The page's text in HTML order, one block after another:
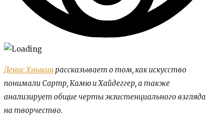
Денис Хныкин рассказывает о том, как искусство
понимали Сартр, Камю и Хайдеггер, а также
анализирует общие черты экзистенциального взгляда
на творчество.